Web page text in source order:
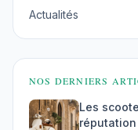
Actualités
NOS DERNIERS
Les